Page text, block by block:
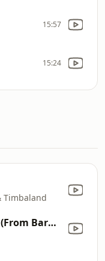
15:57
15:24
Timbaland
Dance The Night (From Barbie The Album)